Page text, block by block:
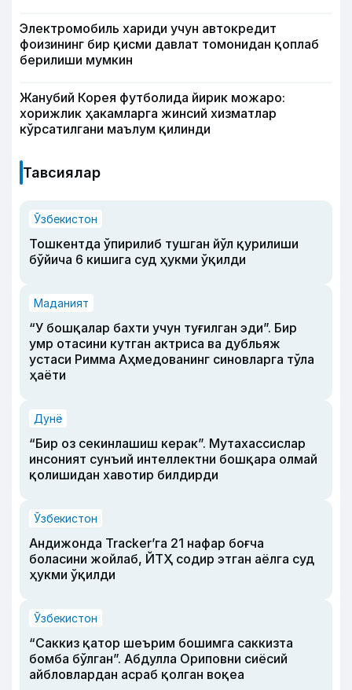
Электромобиль хариди учун автокредит
фоизининг бир қисми давлат томонидан қоплаб
берилиши мумкин
Жанубий Корея футболида йирик можаро:
хорижлик ҳакамларга жинсий хизматлар
кўрсатилгани маълум қилинди
Тавсиялар
Ўзбекистон
Тошкентда ўпирилиб тушган йўл қурилиши
бўйича 6 кишига суд ҳукми ўқилди
Маданият
“У бошқалар бахти учун туғилган эди”. Бир
умр отасини кутган актриса ва дубльяж
устаси Римма Аҳмедованинг синовларга тўла
ҳаёти
Дунё
“Бир оз секинлашиш керак”. Мутахассислар
инсоният сунъий интеллектни бошқара олмай
қолишидан хавотир билдирди
Ўзбекистон
Андижонда Tracker’га 21 нафар боғча
боласини жойлаб, ЙТҲ содир этган аёлга суд
ҳукми ўқилди
Ўзбекистон
“Саккиз қатор шеърим бошимга саккизта
бомба бўлган”. Абдулла Ориповни сиёсий
айбловлардан асраб қолган воқеа